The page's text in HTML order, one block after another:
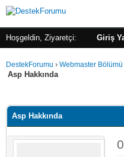
Hoşgeldin, Ziyaretçi: Giriş
DestekForumu › Webmaster Bölümü
Asp Hakkında
Asp Hakkında